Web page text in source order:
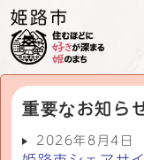
重要なお知ら
2026年8月4日